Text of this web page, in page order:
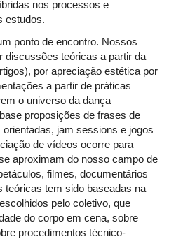
nos processos e
estudos.
ponto de encontro. Nossos
discussões teóricas a partir da
por apreciação estética por
a partir de práticas
o universo da dança
proposições de frases de
jam sessions e jogos
de vídeos ocorre para
aproximam do nosso campo de
filmes, documentários
tem sido baseadas na
pelo coletivo, que
do corpo em cena, sobre
procedimentos técnico-